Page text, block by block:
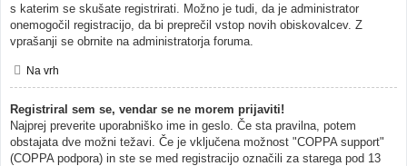
s katerim se skušate registrirati. Možno je tudi, da je administrator
onemogočil registracijo, da bi preprečil vstop novih obiskovalcev. Z
vprašanji se obrnite na administratorja foruma.
Na vrh
Registriral sem se, vendar se ne morem prijaviti!
Najprej preverite uporabniško ime in geslo. Če sta pravilna, potem
obstajata dve možni težavi. Če je vključena možnost "COPPA support"
(COPPA podpora) in ste se med registracijo označili za starega pod 13